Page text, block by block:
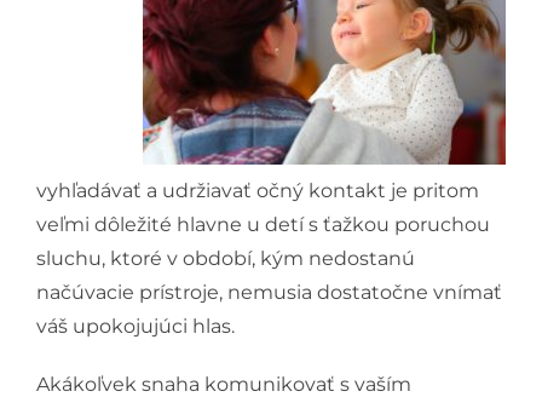
vyhľadávať a udržiavať očný kontakt je pritom
veľmi dôležité hlavne u detí s ťažkou poruchou
sluchu, ktoré v období, kým nedostanú
načúvacie prístroje, nemusia dostatočne vnímať
váš upokojujúci hlas.
Akákoľvek snaha komunikovať s vaším